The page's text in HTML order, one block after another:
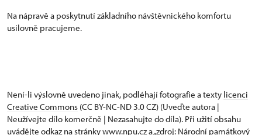
Na nápravě a poskytnutí základního návštěvnického komfortu
usilovně pracujeme.
Není-li výslovně uvedeno jinak, podléhají fotografie a texty licenci
Creative Commons (CC BY-NC-ND 3.0 CZ) (Uveďte autora |
Neužívejte dílo komerčně | Nezasahujte do díla). Při užití obsahu
uvádějte odkaz na stránky www.npu.cz a „zdroj: Národní památkový